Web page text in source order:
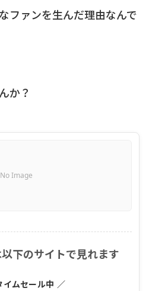
ファンを生んだ理由なんで
か？
No Image
下のサイトで見れます
イムセール中 ／